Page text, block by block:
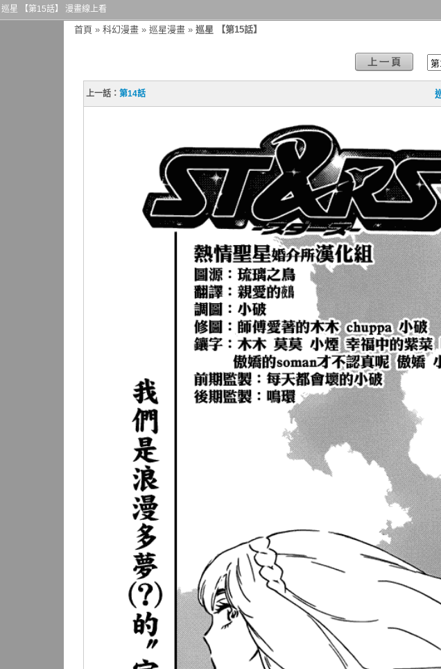
巡星 【第15話】 漫畫線上看
首頁 » 科幻漫畫 » 巡星漫畫 » 巡星 【第15話】
上一話： 第14話